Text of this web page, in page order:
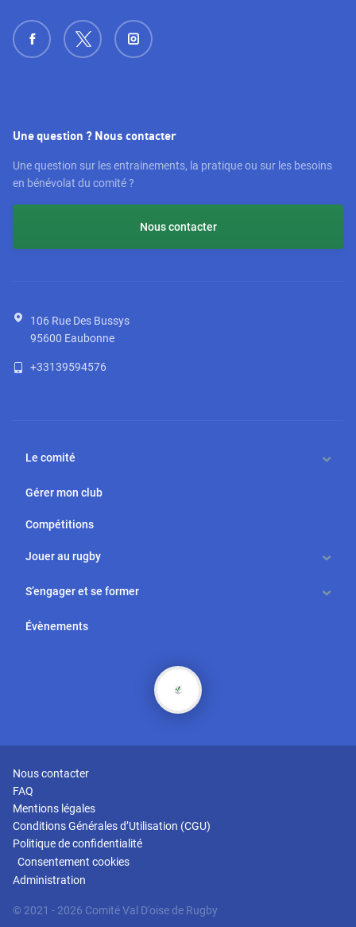
Une question ? Nous contacter
Une question sur les entrainements, la pratique ou sur les besoins
en bénévolat du comité ?
Nous contacter
106 Rue Des Bussys
95600 Eaubonne
+33139594576
Le comité
Gérer mon club
Compétitions
Jouer au rugby
S’engager et se former
Évènements
Nous contacter
FAQ
Mentions légales
Conditions Générales d’Utilisation (CGU)
Politique de confidentialité
Consentement cookies
Administration
© 2021 - 2026 ComitéVal D'oise de Rugby